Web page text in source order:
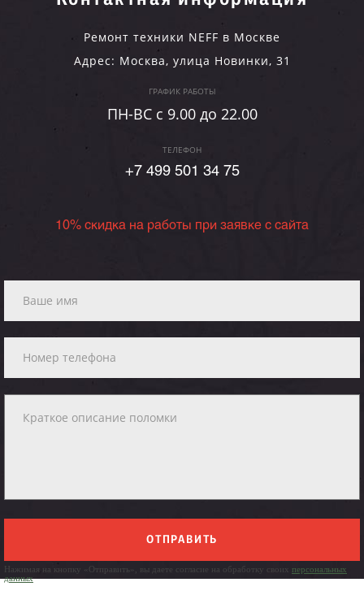
Ремонт техники NEFF в Москве
Адрес: Москва, улица Новинки, 31
ГРАФИК РАБОТЫ
ПН-ВC c 9.00 до 22.00
ТЕЛЕФОН
+7 499 501 34 75
10% скидка на работы при заявке с сайта
ОТПРАВИТЬ
Нажимая на кнопку «Отправить», вы даете согласие на обработку своих персональных
данных